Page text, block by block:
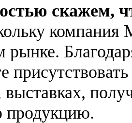
скажем,
компания
рынке.
продукцию.